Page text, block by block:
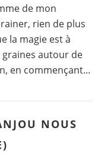
de mon
rien de plus
la magie est à
autour de
en commençant...
NOUS